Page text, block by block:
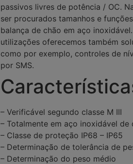
passivos livres de potência / OC.
ser procurados tamanhos e
balança de chão em aço
utilizações oferecemos também
como por exemplo, controles de
por SMS.
– Verificável segundo classe M III
– Totalmente em aço inoxidável de
– Classe de proteção IP68 – IP65
– Determinação de tolerância de
– Determinação do peso médio